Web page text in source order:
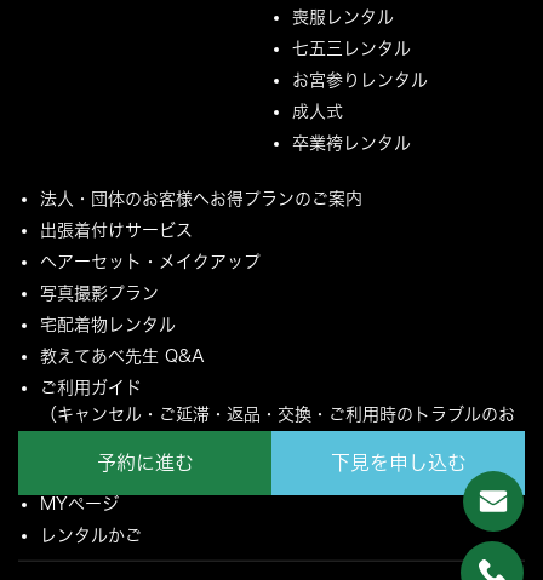
予約に進む 下見を申し込む
喪服レンタル
七五三レンタル
お宮参りレンタル
成人式
卒業袴レンタル
法人・団体のお客様へお得プランのご案内
出張着付けサービス
ヘアーセット・メイクアップ
写真撮影プラン
宅配着物レンタル
教えてあべ先生 Q&A
ご利用ガイド
（キャンセル・ご延滞・返品・交換・ご利用時のトラブルのお
ご配送とご返却について
MYページ
レンタルかご